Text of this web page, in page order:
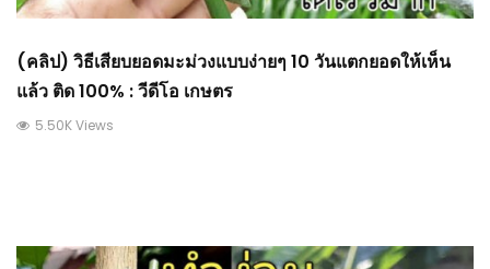
(คลิป) วิธีเสียบยอดมะม่วงแบบง่ายๆ 10 วันแตกยอดให้เห็น
แล้ว ติด 100% : วีดีโอ เกษตร
5.50K Views